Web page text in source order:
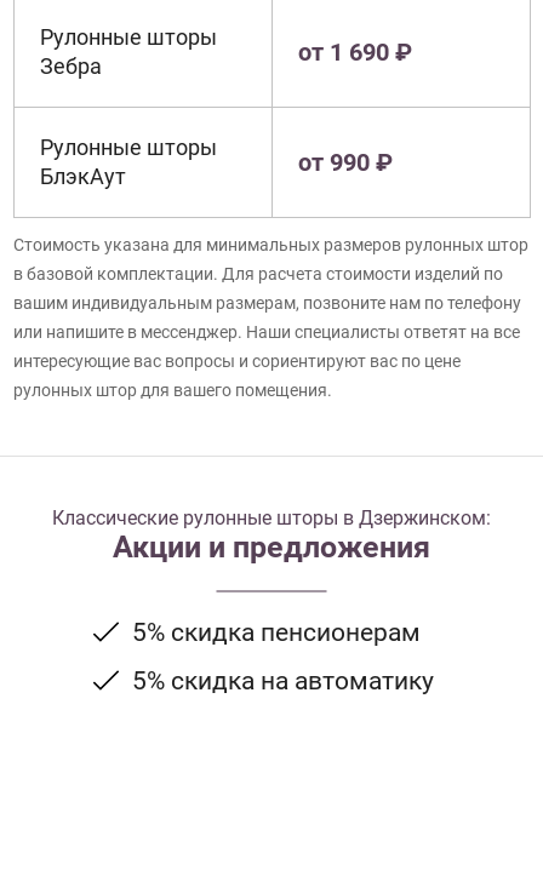
Рулонные шторы
Зебра
от 1 690 ₽
Рулонные шторы
БлэкАут
от 990 ₽
Стоимость указана для минимальных размеров рулонных штор
в базовой комплектации. Для расчета стоимости изделий по
вашим индивидуальным размерам, позвоните нам по телефону
или напишите в мессенджер. Наши специалисты ответят на все
интересующие вас вопросы и сориентируют вас по цене
рулонных штор для вашего помещения.
Классические рулонные шторы в Дзержинском:
Акции и предложения
5% скидка пенсионерам
5% скидка на автоматику